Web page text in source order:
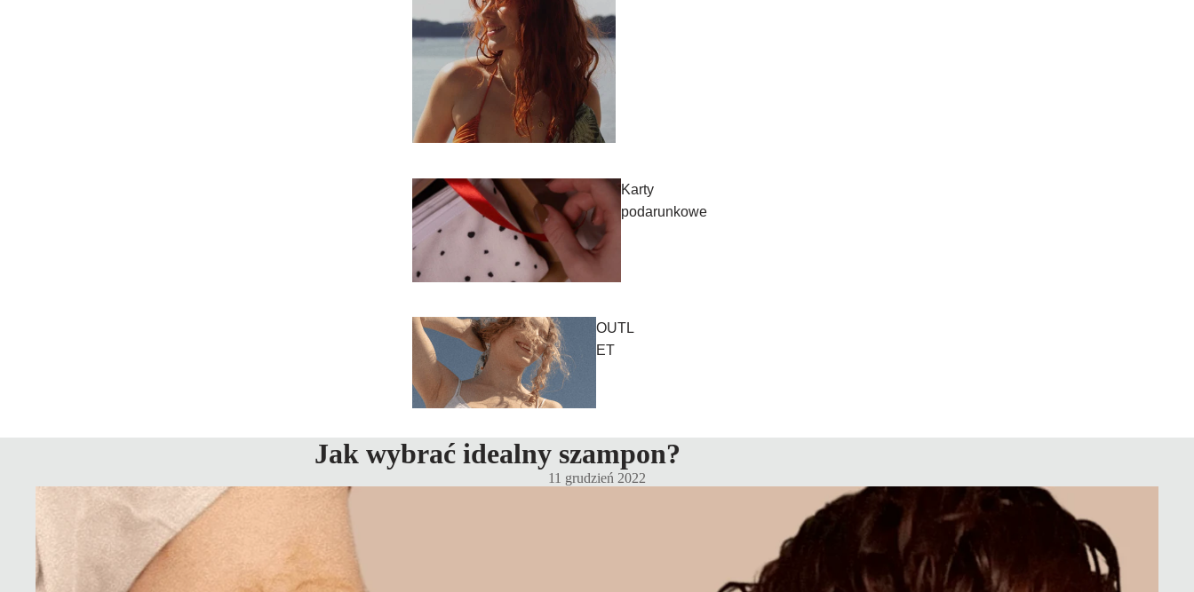
Karty
podarunkowe
OUTL
ET
Jak wybrać idealny szampon?
11 grudzień 2022